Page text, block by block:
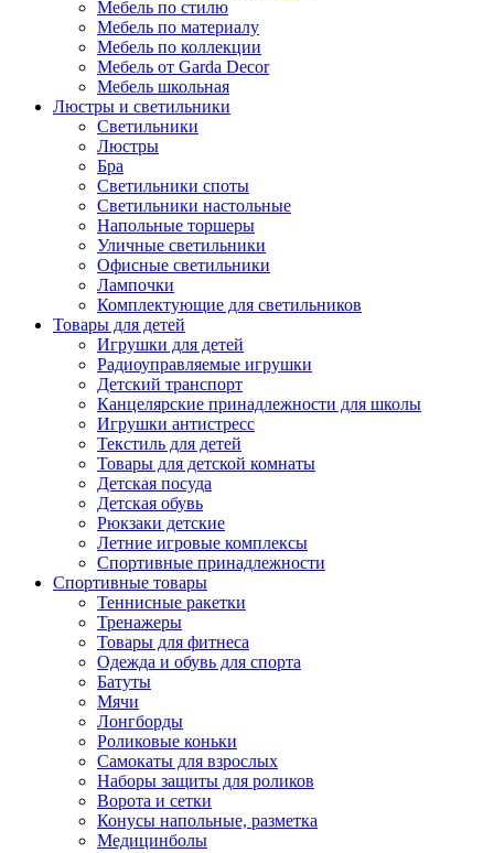
Мебель по стилю
Мебель по материалу
Мебель по коллекции
Мебель от Garda Decor
Мебель школьная
Люстры и светильники
Светильники
Люстры
Бра
Светильники споты
Светильники настольные
Напольные торшеры
Уличные светильники
Офисные светильники
Лампочки
Комплектующие для светильников
Товары для детей
Игрушки для детей
Радиоуправляемые игрушки
Детский транспорт
Канцелярские принадлежности для школы
Игрушки антистресс
Текстиль для детей
Товары для детской комнаты
Детская посуда
Детская обувь
Рюкзаки детские
Летние игровые комплексы
Спортивные принадлежности
Спортивные товары
Теннисные ракетки
Тренажеры
Товары для фитнеса
Одежда и обувь для спорта
Батуты
Мячи
Лонгборды
Роликовые коньки
Самокаты для взрослых
Наборы защиты для роликов
Ворота и сетки
Конусы напольные, разметка
Медицинболы